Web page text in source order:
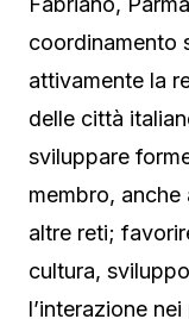
coordinamento
attivamente la
delle città
sviluppare
membro,
altre reti;
cultura,
l’interazione